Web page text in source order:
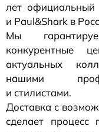
лет официальный
и Paul&Shark в
Мы
конкурентные
актуальных
нашими
и стилистами.
Доставка с
сделает процесс